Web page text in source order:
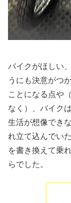
バイクがほしい
うにも決意がつ
ことになる点や
なく）、バイク
生活が想像でき
れ立て込んでい
を書き換えて乗
らでした。